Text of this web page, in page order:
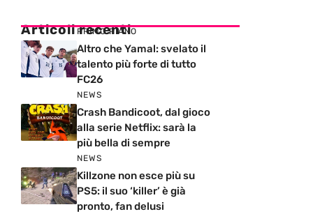
Articoli recenti
PRIMO PIANO
Altro che Yamal: svelato il
talento più forte di tutto
FC26
NEWS
Crash Bandicoot, dal gioco
alla serie Netflix: sarà la
più bella di sempre
NEWS
Killzone non esce più su
PS5: il suo ‘killer’ è già
pronto, fan delusi